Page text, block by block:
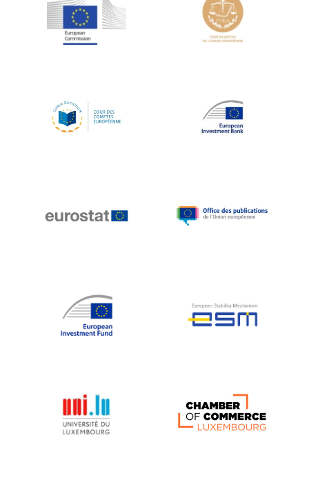
Jean-Louis Schiltz
Jean-Victor Louis
Johnny Åkerholm
Katharien L.C. Hunt
Klaus-Heiner Lehne
Koen LENAERTS
Lars Heikensten
Lucas Papademos
Máire Geoghegan-Quinn